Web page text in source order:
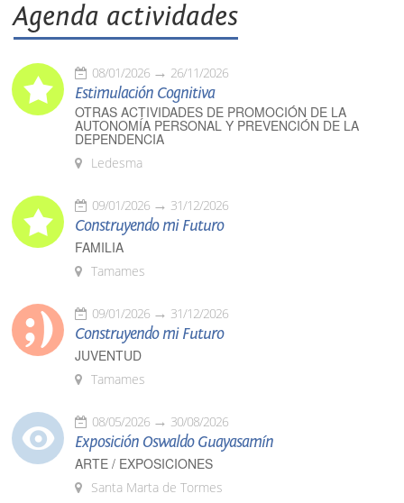
Agenda actividades
08/01/2026 26/11/2026
Estimulación Cognitiva
OTRAS ACTIVIDADES DE PROMOCIÓN DE LA
AUTONOMÍA PERSONAL Y PREVENCIÓN DE LA
DEPENDENCIA
Ledesma
09/01/2026 31/12/2026
Construyendo mi Futuro
FAMILIA
Tamames
09/01/2026 31/12/2026
Construyendo mi Futuro
JUVENTUD
Tamames
08/05/2026 30/08/2026
Exposición Oswaldo Guayasamín
ARTE / EXPOSICIONES
Santa Marta de Tormes